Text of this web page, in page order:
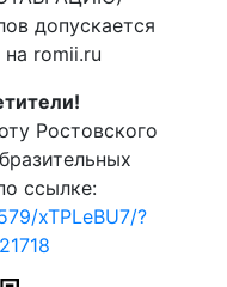
допускается
romii.ru
Ростовского
ссылке:
xTPLeBU7/?